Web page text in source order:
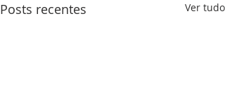
Posts recentes Ver tudo